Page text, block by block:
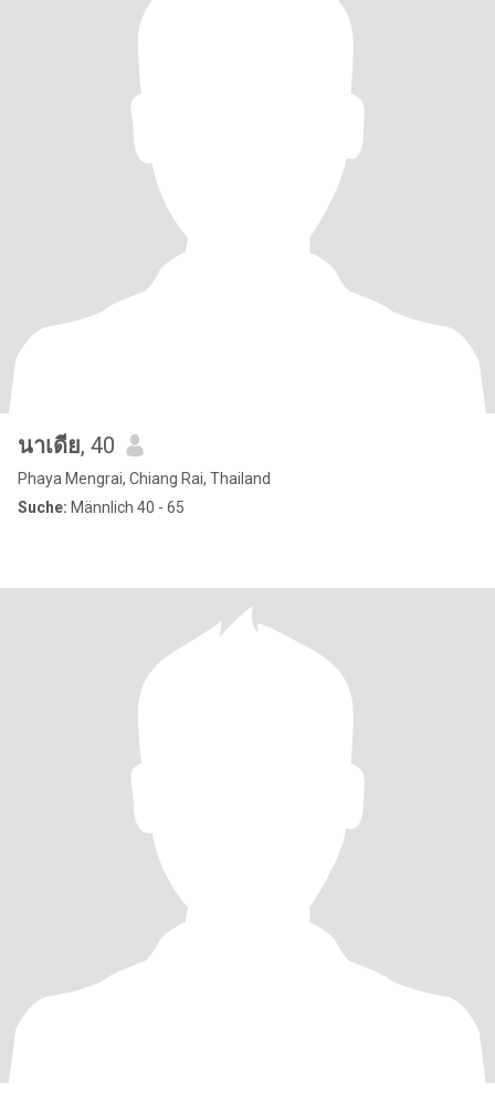
นาเดีย, 40
Phaya Mengrai, Chiang Rai, Thailand
Suche: Männlich 40 - 65